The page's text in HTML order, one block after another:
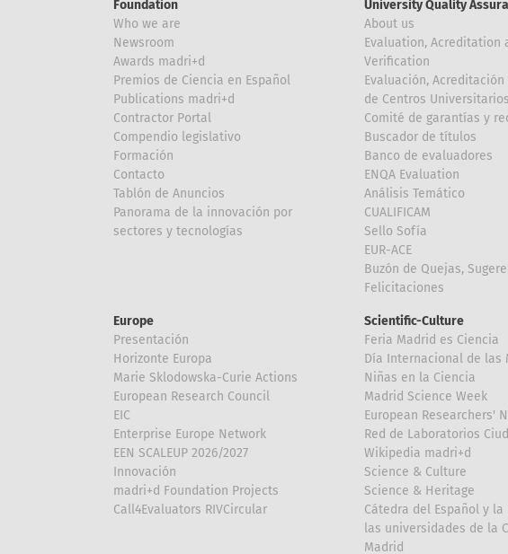
Foundation
Who we are
Newsroom
Awards madri+d
Premios de Ciencia en Español
Publications madri+d
Contractor Portal
Compendio legislativo
Formación
Contacto
Tablón de Anuncios
Panorama de la innovación por
sectores y tecnologías
University Quality
About us
Evaluation, Acreditation
Verification
Evaluación,
de Centros Universitarios
Comité de garantías y
Buscador de títulos
Banco de evaluadores
ENQA Evaluation
Análisis Temático
CUALIFICAM
Sello Sofía
EUR-ACE
Buzón de Quejas,
Felicitaciones
Europe
Presentación
Horizonte Europa
Marie Sklodowska-Curie Actions
European Research Council
EIC
Enterprise Europe Network
EEN SCALEUP 2026/2027
Innovación
madri+d Foundation Projects
Call4Evaluators RIVCircular
Scientific-Culture
Feria Madrid es Ciencia
Día Internacional de las
Niñas en la Ciencia
Madrid Science Week
European Researchers'
Red de Laboratorios
Wikipedia madri+d
Science & Culture
Science & Heritage
Cátedra del Español y
las universidades de la
Madrid